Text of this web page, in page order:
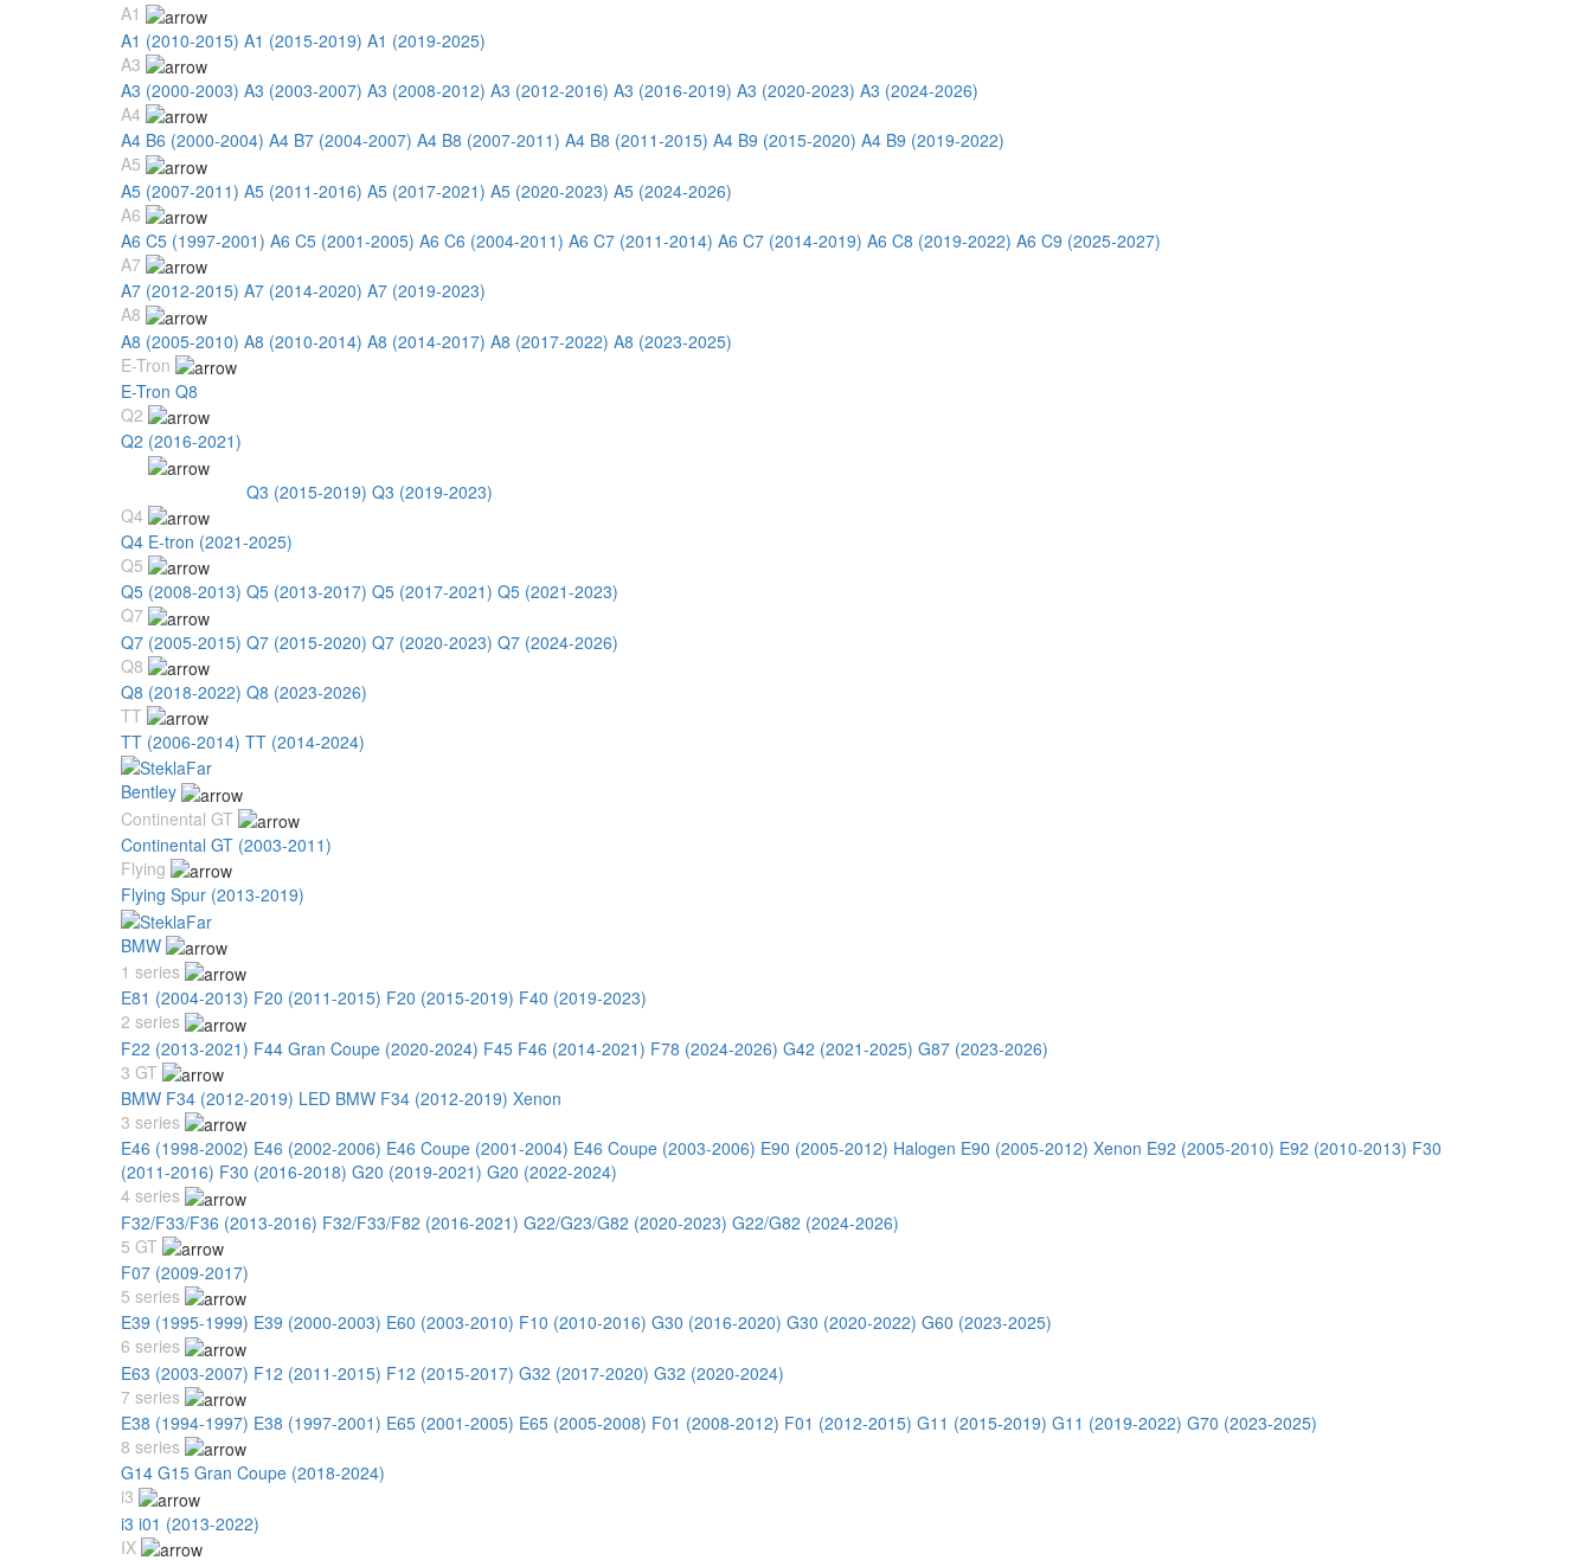
A1
A1 (2010-2015) A1 (2015-2019) A1 (2019-2025)
A3
A3 (2000-2003) A3 (2003-2007) A3 (2008-2012) A3 (2012-2016) A3 (2016-2019) A3 (2020-2023) A3 (2024-2026)
A4
A4 B6 (2000-2004) A4 B7 (2004-2007) A4 B8 (2007-2011) A4 B8 (2011-2015) A4 B9 (2015-2020) A4 B9 (2019-2022)
A5
A5 (2007-2011) A5 (2011-2016) A5 (2017-2021) A5 (2020-2023) A5 (2024-2026)
A6
A6 C5 (1997-2001) A6 C5 (2001-2005) A6 C6 (2004-2011) A6 C7 (2011-2014) A6 C7 (2014-2019) A6 C8 (2019-2022) A6 C9 (2025-2027)
A7
A7 (2012-2015) A7 (2014-2020) A7 (2019-2023)
A8
A8 (2005-2010) A8 (2010-2014) A8 (2014-2017) A8 (2017-2022) A8 (2023-2025)
E-Tron
E-Tron Q8
Q2
Q2 (2016-2021)
Q3 (2015-2019) Q3 (2019-2023)
Q4
Q4 E-tron (2021-2025)
Q5
Q5 (2008-2013) Q5 (2013-2017) Q5 (2017-2021) Q5 (2021-2023)
Q7
Q7 (2005-2015) Q7 (2015-2020) Q7 (2020-2023) Q7 (2024-2026)
Q8
Q8 (2018-2022) Q8 (2023-2026)
TT
TT (2006-2014) TT (2014-2024)
Bentley
Continental GT
Continental GT (2003-2011)
Flying
Flying Spur (2013-2019)
BMW
1 series
E81 (2004-2013) F20 (2011-2015) F20 (2015-2019) F40 (2019-2023)
2 series
F22 (2013-2021) F44 Gran Coupe (2020-2024) F45 F46 (2014-2021) F78 (2024-2026) G42 (2021-2025) G87 (2023-2026)
3 GT
BMW F34 (2012-2019) LED BMW F34 (2012-2019) Xenon
3 series
E46 (1998-2002) E46 (2002-2006) E46 Coupe (2001-2004) E46 Coupe (2003-2006) E90 (2005-2012) Halogen E90 (2005-2012) Xenon E92 (2005-2010) E92 (2010-2013) F30
(2011-2016) F30 (2016-2018) G20 (2019-2021) G20 (2022-2024)
4 series
F32/F33/F36 (2013-2016) F32/F33/F82 (2016-2021) G22/G23/G82 (2020-2023) G22/G82 (2024-2026)
5 GT
F07 (2009-2017)
5 series
E39 (1995-1999) E39 (2000-2003) E60 (2003-2010) F10 (2010-2016) G30 (2016-2020) G30 (2020-2022) G60 (2023-2025)
6 series
E63 (2003-2007) F12 (2011-2015) F12 (2015-2017) G32 (2017-2020) G32 (2020-2024)
7 series
E38 (1994-1997) E38 (1997-2001) E65 (2001-2005) E65 (2005-2008) F01 (2008-2012) F01 (2012-2015) G11 (2015-2019) G11 (2019-2022) G70 (2023-2025)
8 series
G14 G15 Gran Coupe (2018-2024)
i3
i3 i01 (2013-2022)
IX